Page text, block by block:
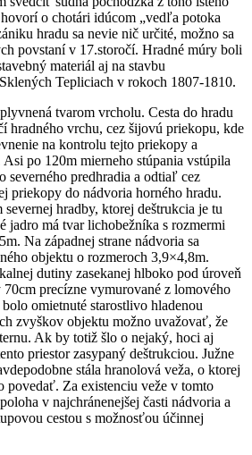
o chotári idúcom „vedľa potoka
hradu sa nevie nič určité, možno sa
povstaní v 17.storočí. Hradné múry boli
materiál aj na stavbu
Tepliciach v rokoch 1807-1810.
tvarom vrcholu. Cesta do hradu
hradného vrchu, cez šijovú priekopu, kde
na kontrolu tejto priekopy a
po 120m mierneho stúpania vstúpila
severného predhradia a odtiaľ cez
priekopy do nádvoria horného hradu.
severnej hradby, ktorej deštrukcia je tu
jadro má tvar lichobežníka s rozmermi
Na západnej strane nádvoria sa
objektu o rozmeroch 3,9×4,8m.
dutiny zasekanej hlboko pod úroveň
precízne vymurované z lomového
omietnuté starostlivo hladenou
zvyškov objektu možno uvažovať, že
Ak by totiž šlo o nejaký, hoci aj
priestor zasypaný deštrukciou. Južne
stála hranolová veža, o ktorej
povedať. Za existenciu veže v tomto
v najchránenejšej časti nádvoria a
cestou s možnosťou účinnej